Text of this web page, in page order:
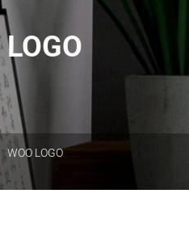
WOO LOGO